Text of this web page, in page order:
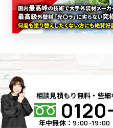
相談見積もり無料・些
年中無休：9:00-19:00